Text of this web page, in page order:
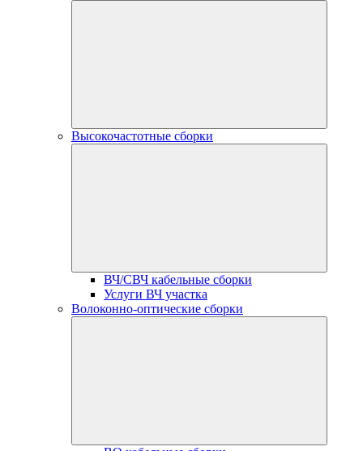
Высокочастотные сборки
ВЧ/СВЧ кабельные сборки
Услуги ВЧ участка
Волоконно-оптические сборки